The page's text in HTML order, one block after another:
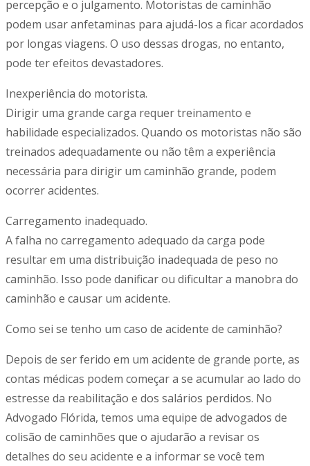
percepção e o julgamento. Motoristas de caminhão
podem usar anfetaminas para ajudá-los a ficar acordados
por longas viagens. O uso dessas drogas, no entanto,
pode ter efeitos devastadores.
Inexperiência do motorista.
Dirigir uma grande carga requer treinamento e
habilidade especializados. Quando os motoristas não são
treinados adequadamente ou não têm a experiência
necessária para dirigir um caminhão grande, podem
ocorrer acidentes.
Carregamento inadequado.
A falha no carregamento adequado da carga pode
resultar em uma distribuição inadequada de peso no
caminhão. Isso pode danificar ou dificultar a manobra do
caminhão e causar um acidente.
Como sei se tenho um caso de acidente de caminhão?
Depois de ser ferido em um acidente de grande porte, as
contas médicas podem começar a se acumular ao lado do
estresse da reabilitação e dos salários perdidos. No
Advogado Flórida, temos uma equipe de advogados de
colisão de caminhões que o ajudarão a revisar os
detalhes do seu acidente e a informar se você tem